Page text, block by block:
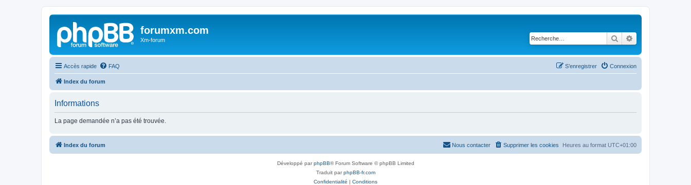
forumxm.com
Xm-forum Rechercher
Accès rapide FAQ Connexion
S’enregistrer
Index du forum
Informations
La page demandée n’a pas été trouvée.
Index du forum Heures au format UTC+01:00
Supprimer les cookies
Nous contacter
Développé parphpBB® Forum Software © phpBB Limited
Traduit parphpBB-fr.com
Confidentialité | Conditions